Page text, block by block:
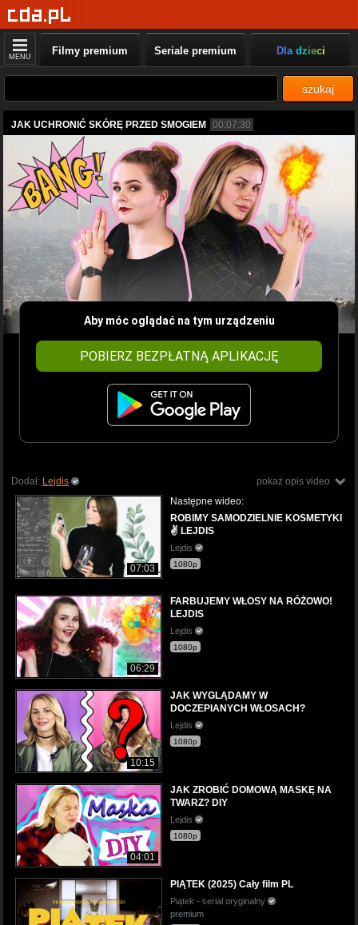
MENU Filmy premium Seriale premium Dla dzieci
szukaj
JAK UCHRONIĆ SKÓRĘ PRZED SMOGIEM 00:07:30
Aby móc oglądać na tym urządzeniu
POBIERZ BEZPŁATNĄ APLIKACJĘ
pokaż opis video
Dodał: Lejdis
07:03
Następne wideo:
ROBIMY SAMODZIELNIE KOSMETYKI
✌️ LEJDIS
Lejdis
1080p
06:29
FARBUJEMY WŁOSY NA RÓŻOWO!
LEJDIS
Lejdis
1080p
10:15
JAK WYGLĄDAMY W
DOCZEPIANYCH WŁOSACH?
Lejdis
1080p
04:01
JAK ZROBIĆ DOMOWĄ MASKĘ NA
TWARZ? DIY
Lejdis
1080p
PIĄTEK (2025) Cały film PL
Piątek - serial oryginalny
premium